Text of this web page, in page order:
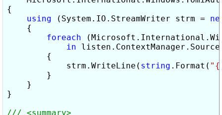
{
using (System.IO.StreamWriter strm =
    {
foreach
in
        {
            strm.WriteLine(
string .Format(
        }
    }
}